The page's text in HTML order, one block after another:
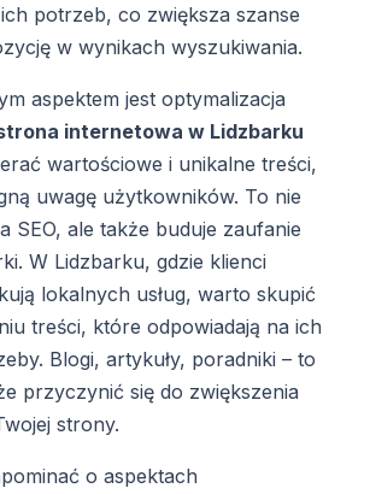
potrzeb, co zwiększa szanse
w wynikach wyszukiwania.
aspektem jest optymalizacja
internetowa w Lidzbarku
wartościowe i unikalne treści,
uwagę użytkowników. To nie
SEO, ale także buduje zaufanie
W Lidzbarku, gdzie klienci
lokalnych usług, warto skupić
treści, które odpowiadają na ich
Blogi, artykuły, poradniki – to
przyczynić się do zwiększenia
strony.
o aspektach